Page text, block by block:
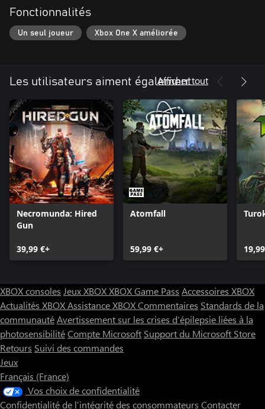
Fonctionnalités
Un seul joueur Xbox One X améliorée
Les utilisateurs aiment également
Afficher tout
Necromunda: Hired
Gun
39,99 €+
Atomfall
59,99 €+
XBOX consoles Jeux XBOXXBOX Game Pass Accessoires XBOX
Actualités XBOXAssistance XBOXCommentaires Standards de la
communautéAvertissement sur les crises d’épilepsie liées à la
photosensibilitéCompte Microsoft Support du Microsoft Store
Retours Suivi des commandes
Jeux
Français (France)
Vos choix de confidentialité
Confidentialité de l’intégrité des consommateurs Contacter